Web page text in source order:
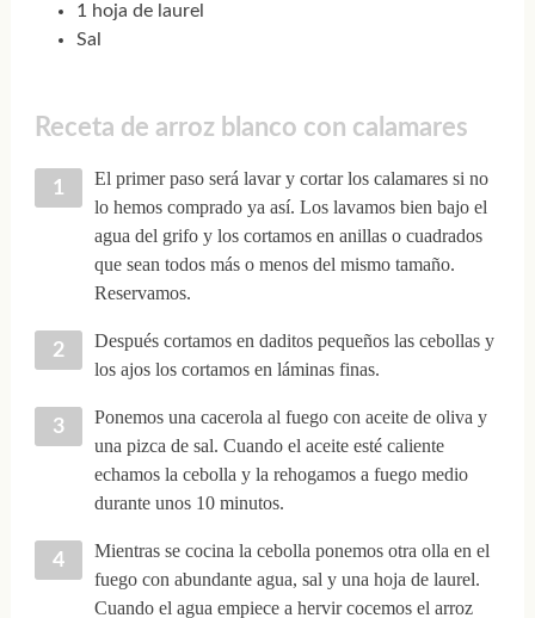
1 hoja de laurel
Sal
Receta de arroz blanco con calamares
El primer paso será lavar y cortar los calamares si no
lo hemos comprado ya así. Los lavamos bien bajo el
agua del grifo y los cortamos en anillas o cuadrados
que sean todos más o menos del mismo tamaño.
Reservamos.
Después cortamos en daditos pequeños las cebollas y
los ajos los cortamos en láminas finas.
Ponemos una cacerola al fuego con aceite de oliva y
una pizca de sal. Cuando el aceite esté caliente
echamos la cebolla y la rehogamos a fuego medio
durante unos 10 minutos.
Mientras se cocina la cebolla ponemos otra olla en el
fuego con abundante agua, sal y una hoja de laurel.
Cuando el agua empiece a hervir cocemos el arroz